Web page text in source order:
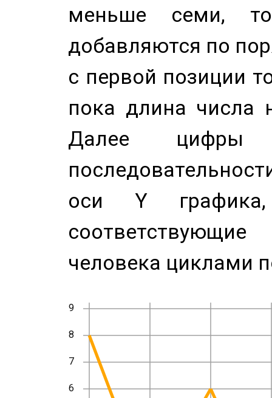
меньше семи,
добавляются по
с первой позиции
пока длина числа
Далее цифры
оси Y
человека циклами